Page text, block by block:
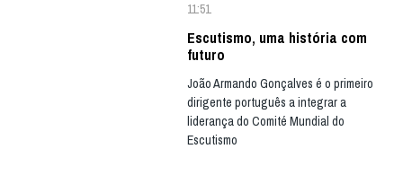
11:51
Escutismo, uma história com
futuro
João Armando Gonçalves é o primeiro
dirigente português a integrar a
liderança do Comité Mundial do
Escutismo